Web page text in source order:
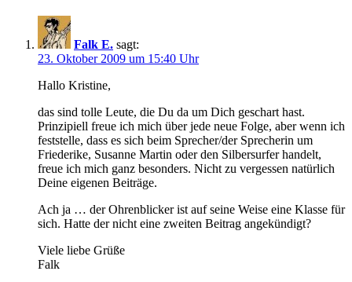
Falk E. sagt:
23. Oktober 2009 um 15:40 Uhr
Hallo Kristine,
das sind tolle Leute, die Du da um Dich geschart hast.
Prinzipiell freue ich mich über jede neue Folge, aber wenn ich
feststelle, dass es sich beim Sprecher/der Sprecherin um
Friederike, Susanne Martin oder den Silbersurfer handelt,
freue ich mich ganz besonders. Nicht zu vergessen natürlich
Deine eigenen Beiträge.
Ach ja … der Ohrenblicker ist auf seine Weise eine Klasse für
sich. Hatte der nicht eine zweiten Beitrag angekündigt?
Viele liebe Grüße
Falk